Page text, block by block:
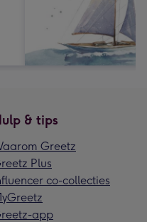
& tips
Greetz
Plus
co-collecties
app